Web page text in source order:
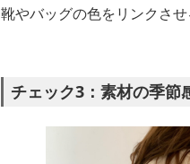
靴やバッグの色をリンクさ
チェック3：素材の季節